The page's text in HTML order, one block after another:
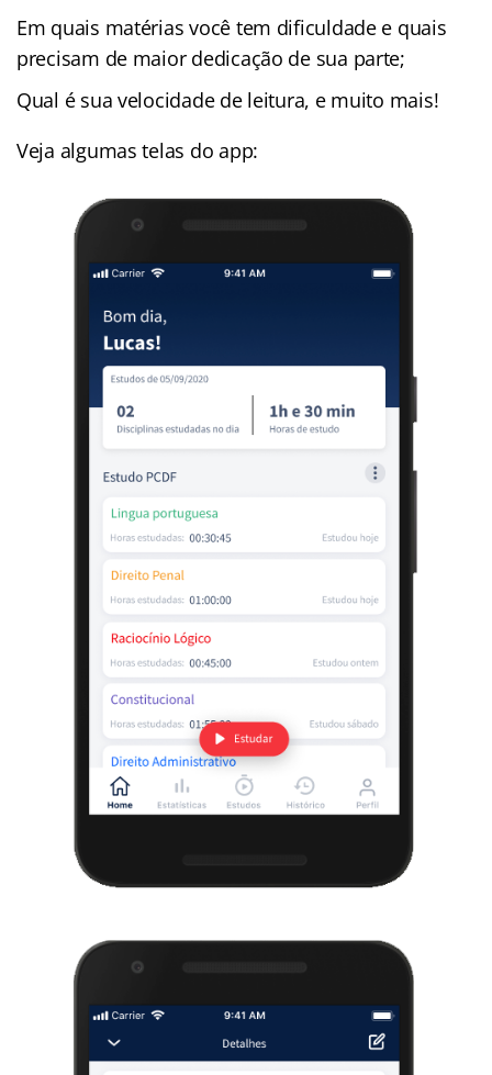
Em quais matérias você tem dificuldade e quais
precisam de maior dedicação de sua parte;
Qual é sua velocidade de leitura, e muito mais!
Veja algumas telas do app: